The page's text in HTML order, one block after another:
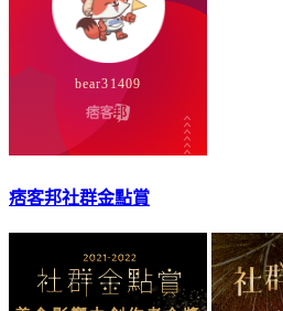
痞客邦社群金點賞